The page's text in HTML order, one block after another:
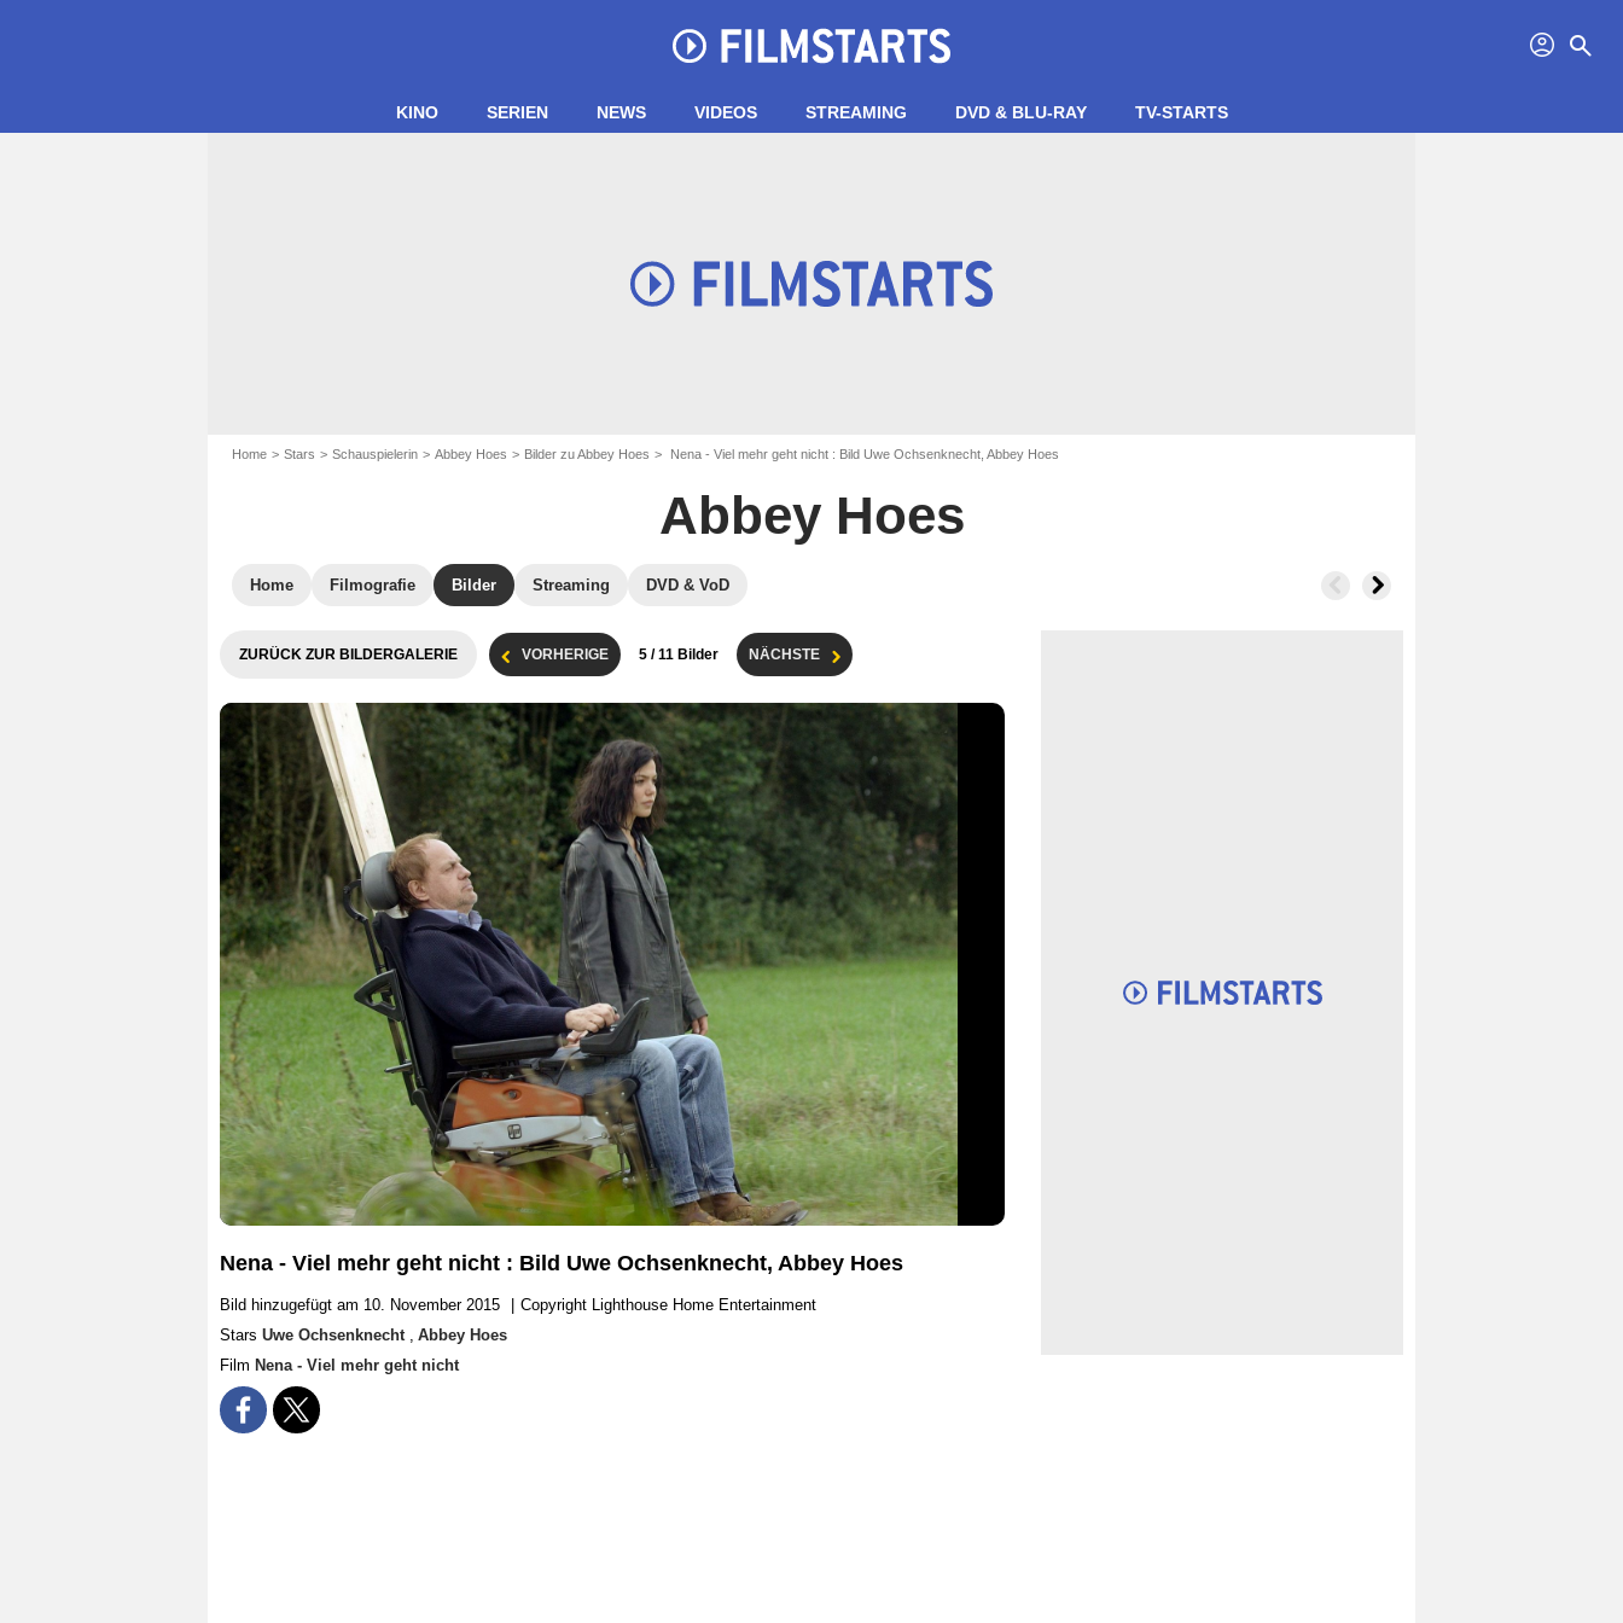
profil search
KINO SERIEN NEWS VIDEOS STREAMING DVD & BLU-RAY TV-STARTS
Home Stars Schauspielerin Abbey Hoes Bilder zu Abbey Hoes Nena - Viel mehr geht nicht : Bild Uwe Ochsenknecht, Abbey Hoes
Abbey Hoes
Home Filmografie Bilder Streaming DVD & VoD
ZURÜCK ZUR BILDERGALERIE VORHERIGE 5 / 11 Bilder NÄCHSTE
Nena - Viel mehr geht nicht : Bild Uwe Ochsenknecht, Abbey Hoes
Bild hinzugefügt am 10. November 2015
Copyright Lighthouse Home Entertainment
Stars Uwe Ochsenknecht , Abbey Hoes
Film Nena - Viel mehr geht nicht